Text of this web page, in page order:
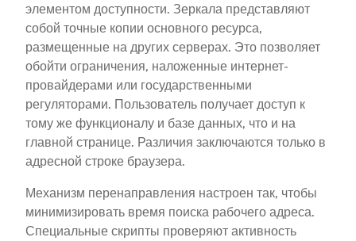
элементом доступности. Зеркала представляют
собой точные копии основного ресурса,
размещенные на других серверах. Это позволяет
обойти ограничения, наложенные интернет-
провайдерами или государственными
регуляторами. Пользователь получает доступ к
тому же функционалу и базе данных, что и на
главной странице. Различия заключаются только в
адресной строке браузера.
Механизм перенаправления настроен так, чтобы
минимизировать время поиска рабочего адреса.
Специальные скрипты проверяют активность